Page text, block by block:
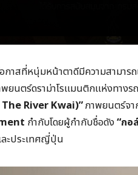
กาสที่หนุ่มหน้าตาดีมีความสามาร
ยนตร์ดราม่าโรแมนติกแห่งทางร
River Kwai)”ภาพยนตร์จ
กำกับโดยผู้กำกับชื่อดัง“กอ
ละประเทศญี่ปุ่น